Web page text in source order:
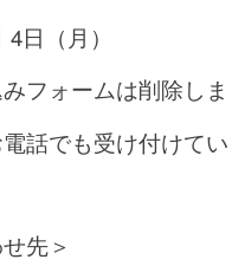
日（月）
フォームは削除しま
話でも受け付けてい
先＞